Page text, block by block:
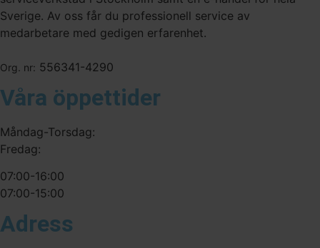
Sverige. Av oss får du professionell service av
medarbetare med gedigen erfarenhet.
Org. nr: 556341-4290
Våra öppettider
Måndag-Torsdag:
Fredag:
07:00-16:00
07:00-15:00
Adress